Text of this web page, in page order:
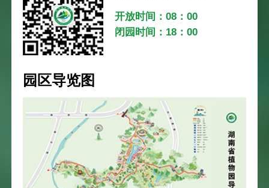
开放时间：08：00
闭园时间：18：00
园区导览图